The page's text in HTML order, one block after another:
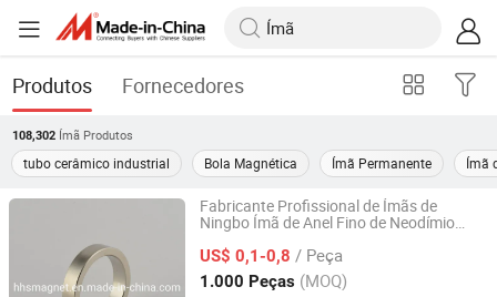
Produtos Fornecedores
108,302 Ímã Produtos
tubo cerâmico industrial Bola Magnética Ímã Permanente Ímã
Fabricante Profissional de Ímãs de
Ningbo Ímã de Anel Fino de Neodímio
US$ 0,1-0,8 / Peça
1.000 Peças (MOQ)
Ningbo Hui Hesing Advanced Tech Material Co., Ltd.
Zhejiang, China Desde 2012